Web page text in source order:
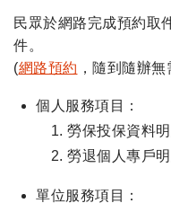
民眾於網路完成預約取
件。
(網路預約 ，隨到隨辦
個人服務項目：
勞保投保資料
勞退個人專戶
單位服務項目：